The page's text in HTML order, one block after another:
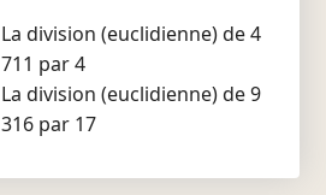
La division (euclidienne) de 4
711 par 4
La division (euclidienne) de 9
316 par 17